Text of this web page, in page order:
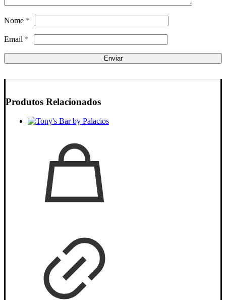
Nome *
Email *
Produtos Relacionados